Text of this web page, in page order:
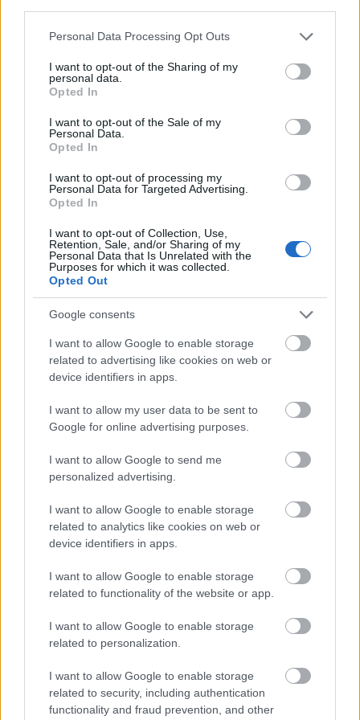
Please note that this website/app uses one or more Google
not limited to your visit or usage behaviour. You may click to
grant or deny consent to Google and its third-party tags to
use your data for below specified purposes in below Google
consent section.
Personal Data Processing Opt Outs
I want to opt-out of the Sharing of my
personal data.
Opted In
I want to opt-out of the Sale of my
Personal Data.
Opted In
I want to opt-out of processing my
Personal Data for Targeted Advertising.
Opted In
I want to opt-out of Collection, Use,
Retention, Sale, and/or Sharing of my
Personal Data that Is Unrelated with the
Purposes for which it was collected.
Opted Out
Google consents
I want to allow Google to enable storage
related to advertising like cookies on web or
device identifiers in apps.
I want to allow my user data to be sent to
Google for online advertising purposes.
I want to allow Google to send me
personalized advertising.
I want to allow Google to enable storage
related to analytics like cookies on web or
device identifiers in apps.
I want to allow Google to enable storage
related to functionality of the website or app.
I want to allow Google to enable storage
related to personalization.
I want to allow Google to enable storage
related to security, including authentication
functionality and fraud prevention, and other
De az orosz lapok még erre is képesek voltak